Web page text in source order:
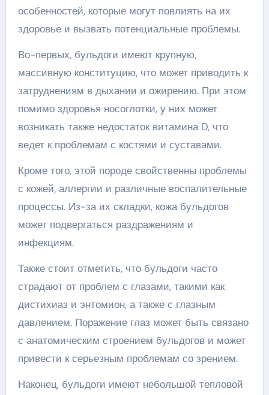
особенностей, которые могут повлиять на их
здоровье и вызвать потенциальные проблемы.
Во-первых, бульдоги имеют крупную,
массивную конституцию, что может приводить к
затруднениям в дыхании и ожирению. При этом
помимо здоровья носоглотки, у них может
возникать также недостаток витамина D, что
ведет к проблемам с костями и суставами.
Кроме того, этой породе свойственны проблемы
с кожей, аллергии и различные воспалительные
процессы. Из-за их складки, кожа бульдогов
может подвергаться раздражениям и
инфекциям.
Также стоит отметить, что бульдоги часто
страдают от проблем с глазами, такими как
дистихиаз и энтомион, а также с глазным
давлением. Поражение глаз может быть связано
с анатомическим строением бульдогов и может
привести к серьезным проблемам со зрением.
Наконец, бульдоги имеют небольшой тепловой